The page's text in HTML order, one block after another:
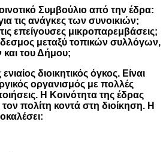
Συμβούλιο από την έδρα:
τις ανάγκες των συνοικιών;
επείγουσες μικροπαρεμβάσεις;
μεταξύ τοπικών συλλόγων,
του Δήμου;
διοικητικός όγκος. Είναι
οργανισμός με πολλές
Η Κοινότητα της έδρας
τον πολίτη κοντά στη διοίκηση. Η